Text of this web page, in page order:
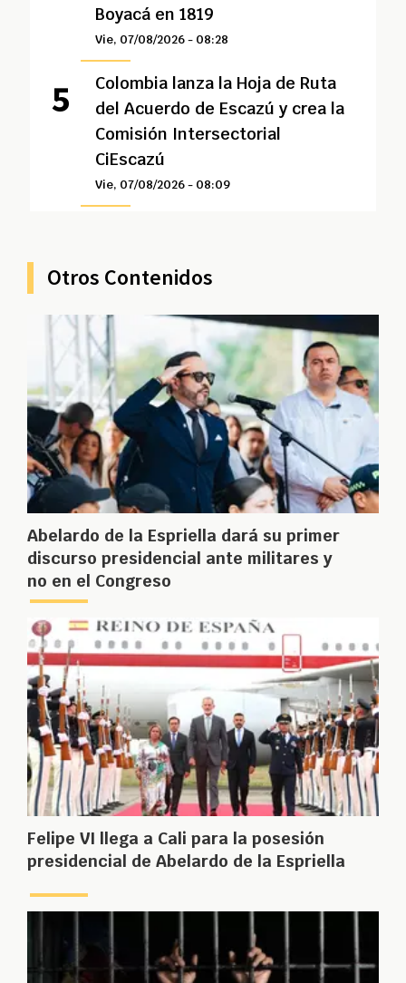
Boyacá en 1819
Vie, 07/08/2026 - 08:28
Colombia lanza la Hoja de Ruta
del Acuerdo de Escazú y crea la
Comisión Intersectorial
CiEscazú
Vie, 07/08/2026 - 08:09
Otros Contenidos
Abelardo de la Espriella dará su primer
discurso presidencial ante militares y
no en el Congreso
Felipe VI llega a Cali para la posesión
presidencial de Abelardo de la Espriella